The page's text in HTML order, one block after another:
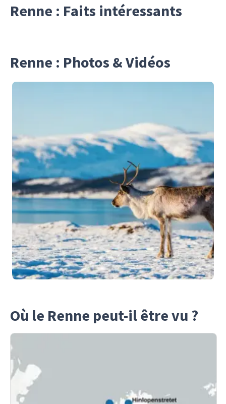
Renne : Faits intéressants
Renne : Photos & Vidéos
Où le Renne peut-il être vu ?